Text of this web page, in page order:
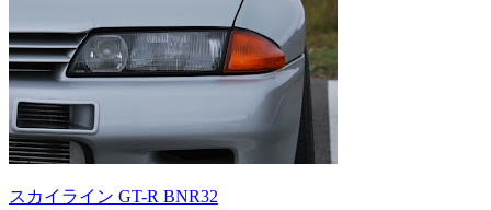
スカイライン GT-R BNR32